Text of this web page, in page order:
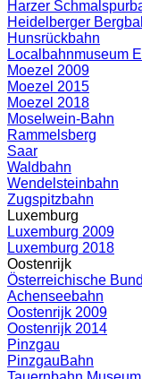
Harzer
Heidelberger
Hunsrückbahn
Localbahnmuseum
Moezel 2009
Moezel 2015
Moezel 2018
Moselwein-Bahn
Rammelsberg
Saar
Waldbahn
Wendelsteinbahn
Zugspitzbahn
Luxemburg
Luxemburg 2009
Luxemburg 2018
Oostenrijk
Österreichische
Achenseebahn
Oostenrijk 2009
Oostenrijk 2014
Pinzgau
PinzgauBahn